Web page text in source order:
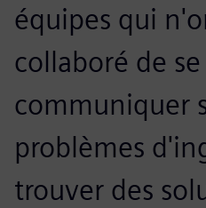
équipes qui
collaboré de
communiquer
problèmes
trouver des